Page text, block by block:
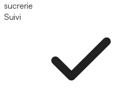
sucrerie
Suivi